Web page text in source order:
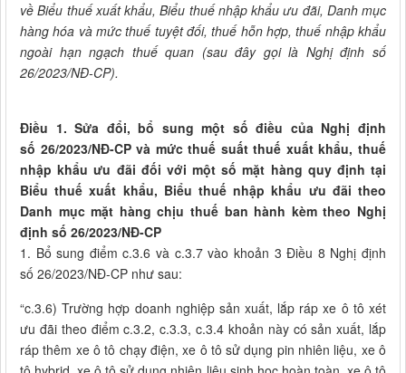
về Biểu thuế xuất khẩu, Biểu thuế nhập khẩu ưu đãi, Danh mục
hàng hóa và mức thuế tuyệt đối, thuế hỗn hợp, thuế nhập khẩu
ngoài hạn ngạch thuế quan (sau đây gọi là Nghị định số
26/2023/NĐ-CP).
Điều 1. Sửa đổi, bổ sung một số điều của Nghị định
số 26/2023/NĐ-CP và mức thuế suất thuế xuất khẩu, thuế
nhập khẩu ưu đãi đối với một số mặt hàng quy định tại
Biểu thuế xuất khẩu, Biểu thuế nhập khẩu ưu đãi theo
Danh mục mặt hàng chịu thuế ban hành kèm theo Nghị
định số 26/2023/NĐ-CP
1. Bổ sung điểm c.3.6 và c.3.7 vào khoản 3 Điều 8 Nghị định
số 26/2023/NĐ-CP như sau:
“c.3.6) Trường hợp doanh nghiệp sản xuất, lắp ráp xe ô tô xét
ưu đãi theo điểm c.3.2, c.3.3, c.3.4 khoản này có sản xuất, lắp
ráp thêm xe ô tô chạy điện, xe ô tô sử dụng pin nhiên liệu, xe ô